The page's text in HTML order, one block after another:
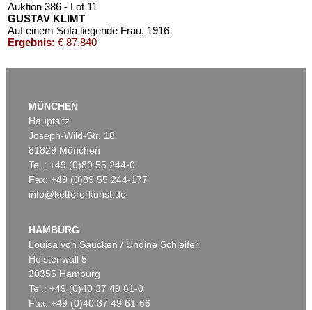
P. KÜPPERS
Das Kestnerbuch
Schätzpreis:
Auktion 386 - Lot 11
GUSTAV KLIMT
Auf einem Sofa liegende Frau, 1916
Ergebnis: € 87.840
Auktion 392 - Lot 23
Ergebnis:€ 79.300
MÜNCHEN
Hauptsitz
Joseph-Wild-Str. 18
81829 München
Tel.: +49 (0)89 55 244-0
Fax: +49 (0)89 55 244-177
info@kettererkunst.de
HAMBURG
Louisa von Saucken / Undine Schleifer
Holstenwall 5
20355 Hamburg
Tel.: +49 (0)40 37 49 61-0
Fax: +49 (0)40 37 49 61-66